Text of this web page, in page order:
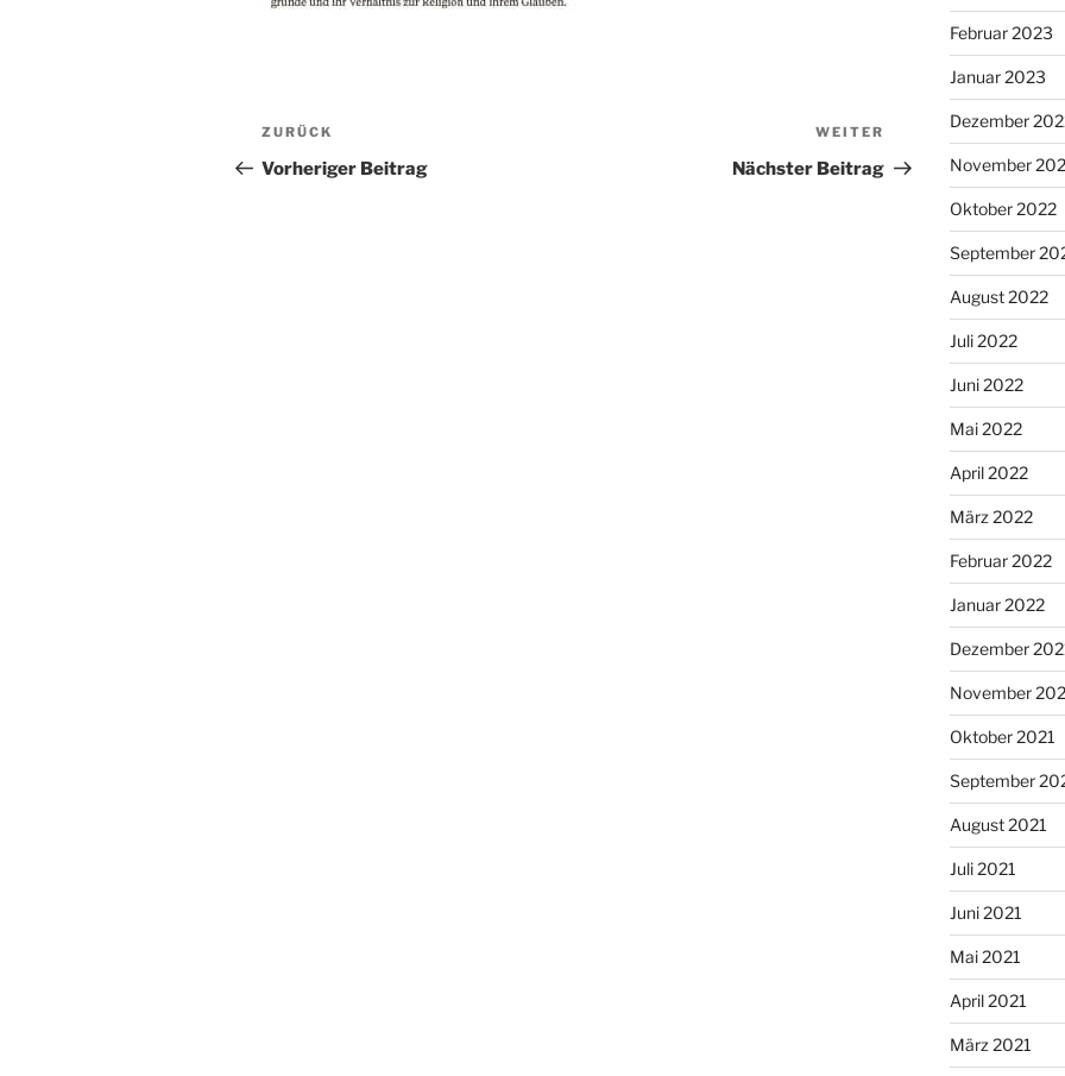
Beitragsnavigation
Vorheriger
Beitrag
ZURÜCK
Vorheriger Beitrag
Beitrag
WEITER
Nächster Beitrag
Februar 2023
Januar 2023
Dezember
November
Oktober 2022
September
August 2022
Juli 2022
Juni 2022
Mai 2022
April 2022
März 2022
Februar 2022
Januar 2022
Dezember
November
Oktober 2021
September
August 2021
Juli 2021
Juni 2021
Mai 2021
April 2021
März 2021